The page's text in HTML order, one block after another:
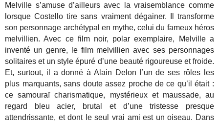
Melville s’amuse d’ailleurs avec la vraisemblance comme
lorsque Costello tire sans vraiment dégainer. Il transforme
son personnage archétypal en mythe, celui du fameux héros
melvillien. Avec ce film noir, polar exemplaire, Melville a
inventé un genre, le film melvillien avec ses personnages
solitaires et un style épuré d’une beauté rigoureuse et froide.
Et, surtout, il a donné à Alain Delon l’un de ses rôles les
plus marquants, sans doute assez proche de ce qu’il était :
ce samouraï charismatique, mystérieux et maussade, au
regard bleu acier, brutal et d’une tristesse presque
attendrissante, et dont le seul vrai ami est un oiseau. Dans